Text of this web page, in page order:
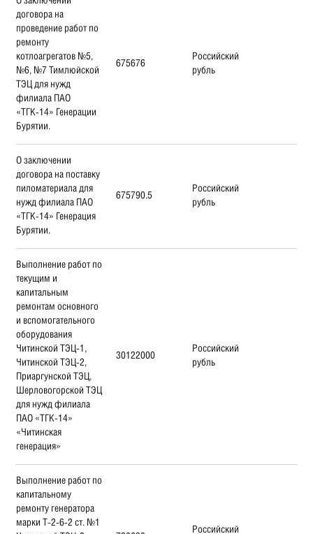
договора на
проведение работ по
ремонту
котлоагрегатов №5,
№6, №7 Тимлюйской
ТЭЦ для нужд
филиала ПАО
«ТГК-14» Генерации
Бурятии.
675676
Российский
рубль
О заключении
договора на поставку
пиломатериала для
нужд филиала ПАО
«ТГК-14» Генерация
Бурятии.
675790.5
Российский
рубль
Выполнение работ по
текущим и
капитальным
ремонтам основного
и вспомогательного
оборудования
Читинской ТЭЦ-1,
Читинской ТЭЦ-2,
Приаргунской ТЭЦ,
Шерловогорской ТЭЦ
для нужд филиала
ПАО «ТГК-14»
«Читинская
генерация»
30122000
Российский
рубль
Выполнение работ по
капитальному
ремонту генератора
марки Т-2-6-2 ст. №1
Российский